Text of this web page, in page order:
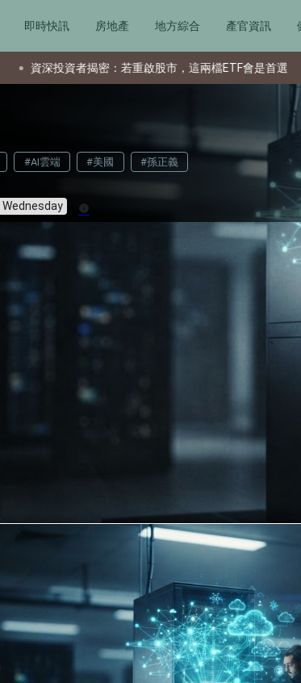
即時快訊 房地產 地方綜合 產官資訊
密：若重啟股市，這兩檔ETF會是首選 父親節
#AI雲端 #美國 #孫正義
Wednesday info